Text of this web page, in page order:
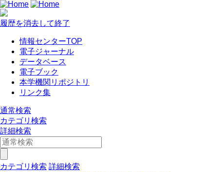
履歴を消去して終了
情報センターTOP
電子ジャーナル
データベース
電子ブック
本学機関リポジトリ
リンク集
通常検索
カテゴリ検索
詳細検索
カテゴリ検索 詳細検索